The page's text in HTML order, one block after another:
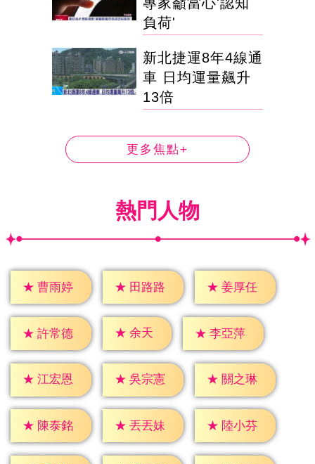
負荷'
新北捷運8年4線通
車 日均運量飆升
13倍
更多焦點+
熱門人物
★ 曹雨婷 ★ 田路路 ★ 姜厚任
★ 許常德 ★ 余天 ★ 李亞萍
★ 江宏恩 ★ 吳宗憲 ★ 關之琳
★ 陳泰銘 ★ 丟丟妹 ★ 陸小芬